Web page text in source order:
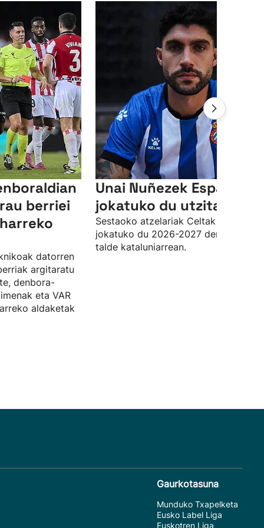
berriei
datorren
argitaratu
denbora-
eta VAR
aldaketak
Unai Nuñezek
jokatuko du utzita
Sestaoko atzelariak Celtak utzita
jokatuko du 2026-2027 denboraldia
talde kataluniarrean.
Gaurkotasuna
Munduko Txapelketa
Eusko Label Liga
Euskotren Liga